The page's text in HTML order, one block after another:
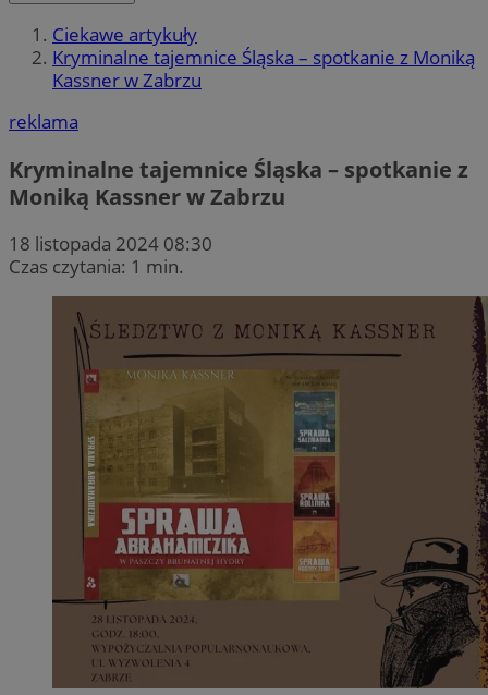
Ciekawe artykuły
Kryminalne tajemnice Śląska – spotkanie z Moniką
Kassner w Zabrzu
reklama
Kryminalne tajemnice Śląska – spotkanie z
Moniką Kassner w Zabrzu
18 listopada 2024 08:30
Czas czytania: 1 min.